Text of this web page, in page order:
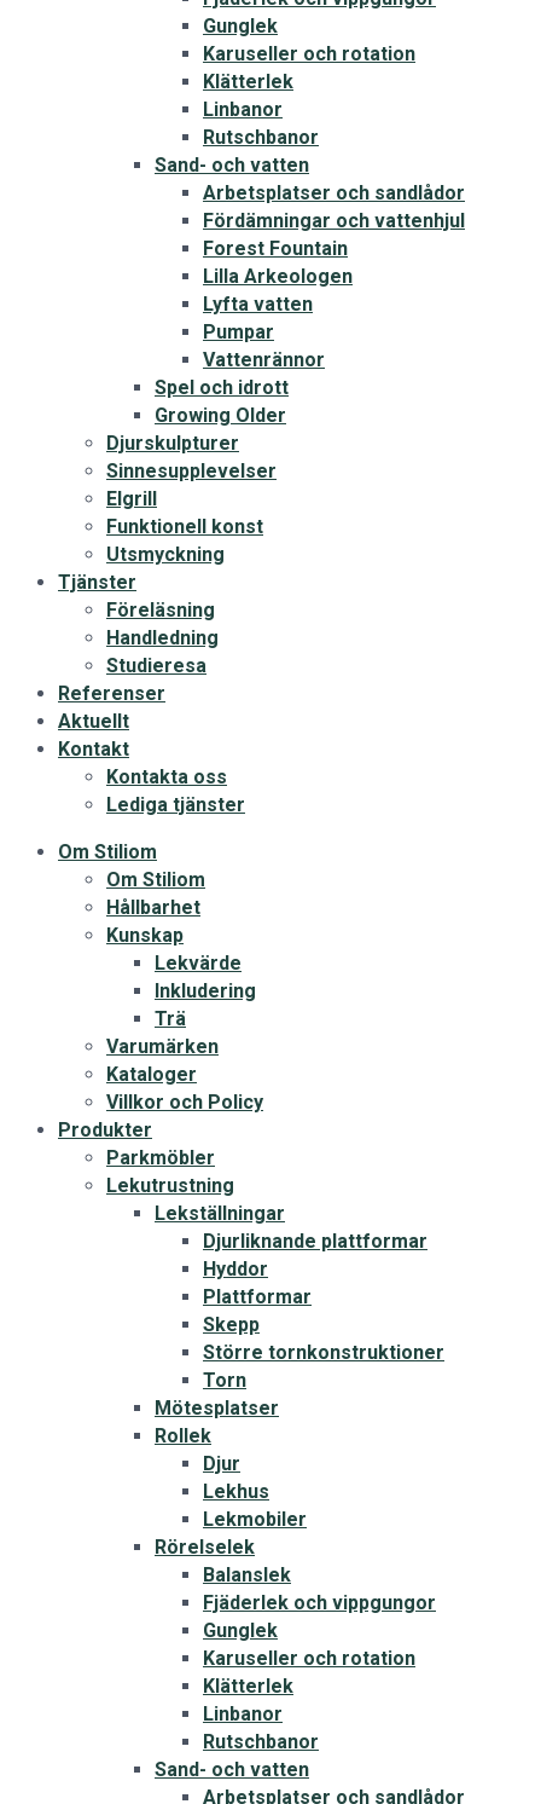
Gunglek
Karuseller och rotation
Klätterlek
Linbanor
Rutschbanor
Sand- och vatten
Arbetsplatser och sandlådor
Fördämningar och vattenhjul
Forest Fountain
Lilla Arkeologen
Lyfta vatten
Pumpar
Vattenrännor
Spel och idrott
Growing Older
Djurskulpturer
Sinnesupplevelser
Elgrill
Funktionell konst
Utsmyckning
Tjänster
Föreläsning
Handledning
Studieresa
Referenser
Aktuellt
Kontakt
Kontakta oss
Lediga tjänster
Om Stiliom
Om Stiliom
Hållbarhet
Kunskap
Lekvärde
Inkludering
Trä
Varumärken
Kataloger
Villkor och Policy
Produkter
Parkmöbler
Lekutrustning
Lekställningar
Djurliknande plattformar
Hyddor
Plattformar
Skepp
Större tornkonstruktioner
Torn
Mötesplatser
Rollek
Djur
Lekhus
Lekmobiler
Rörelselek
Balanslek
Fjäderlek och vippgungor
Gunglek
Karuseller och rotation
Klätterlek
Linbanor
Rutschbanor
Sand- och vatten
Arbetsplatser och sandlådor